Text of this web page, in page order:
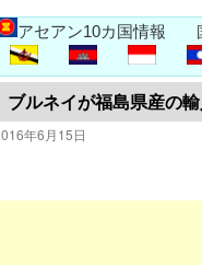
アセアン10カ国情報 国
ブルネイが福島県産の
年6月15日